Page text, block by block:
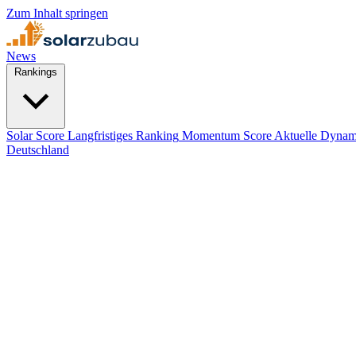
Zum Inhalt springen
News
Solar Score Langfristiges Ranking Momentum Score Aktuelle
Deutschland